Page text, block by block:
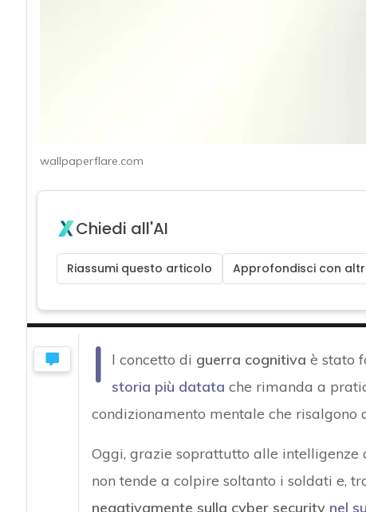
wallpaperflare.com
Chiedi all'AI
Riassumi questo articolo Approfondisci con
I l concetto di guerra cognitiva è stato
storia più datata che rimanda a
condizionamento mentale che risalgono
Oggi, grazie soprattutto alle
non tende a colpire soltanto i soldati e,
negativamente sulla cyber security nel
Attacchi hacker e Malware: le ultime news in